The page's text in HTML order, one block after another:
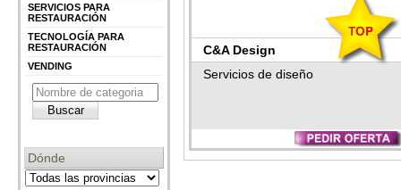
SERVICIOS PARA
RESTAURACIÓN
TECNOLOGÍA PARA
RESTAURACIÓN
VENDING
Dónde
C&A Design
Servicios de diseño